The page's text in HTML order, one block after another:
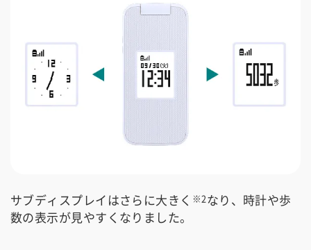
サブディスプレイはさらに大きく ※2なり、時計や歩
数の表示が見やすくなりました。